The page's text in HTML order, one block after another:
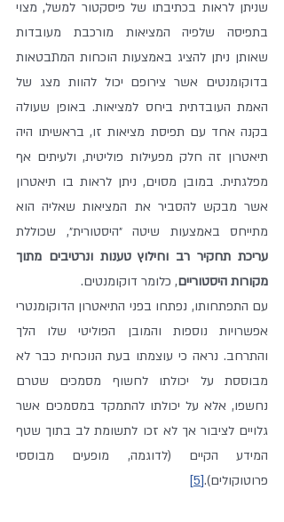
מתייחס באמצעות שיטה ״היסטורית״, שכוללת
מקורות היסטוריים, כלומר דוקומנטים.
פרוטוקולים).[5]